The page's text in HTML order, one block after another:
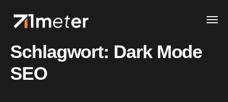
Schlagwort: Dark Mode
SEO